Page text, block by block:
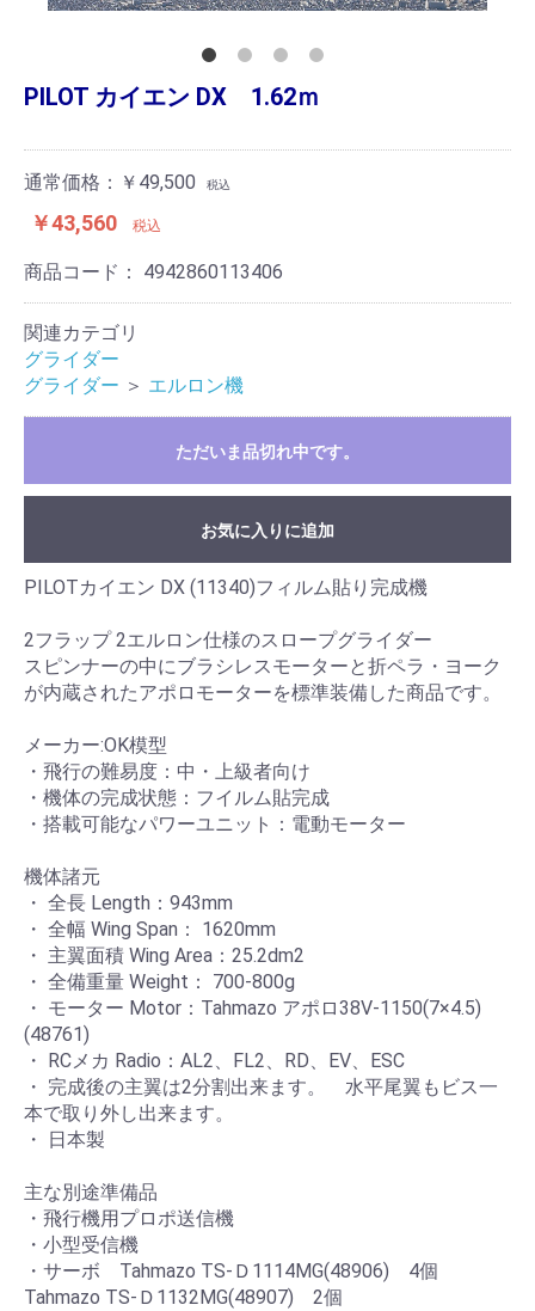
PILOT カイエン DX 1.62ｍ
通常価格：￥49,500 税込
￥43,560 税込
商品コード： 4942860113406
関連カテゴリ
グライダー
グライダー ＞ エルロン機
ただいま品切れ中です。
お気に入りに追加
PILOTカイエン DX (11340)フィルム貼り完成機
2フラップ 2エルロン仕様のスロープグライダー
スピンナーの中にブラシレスモーターと折ペラ・ヨーク
が内蔵されたアポロモーターを標準装備した商品です。
メーカー:OK模型
・飛行の難易度：中・上級者向け
・機体の完成状態：フイルム貼完成
・搭載可能なパワーユニット：電動モーター
機体諸元
・ 全長 Length：943mm
・ 全幅 Wing Span： 1620mm
・ 主翼面積 Wing Area：25.2dm2
・ 全備重量 Weight： 700-800g
・ モーター Motor：Tahmazo アポロ38V-1150(7×4.5)
(48761)
・ RCメカ Radio：AL2、FL2、RD、EV、ESC
・ 完成後の主翼は2分割出来ます。 水平尾翼もビス一
本で取り外し出来ます。
・ 日本製
主な別途準備品
・飛行機用プロポ送信機
・小型受信機
・サーボ Tahmazo TS-Ｄ1114MG(48906) 4個
Tahmazo TS-Ｄ1132MG(48907) 2個